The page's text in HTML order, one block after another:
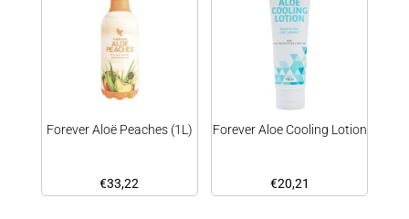
Forever Aloë Peaches (1L)
€33,22
Forever Aloe Cooling Lotion
€20,21